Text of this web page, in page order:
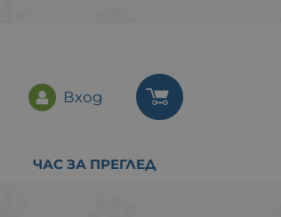
Вход
ЧАС ЗА ПРЕГЛЕД